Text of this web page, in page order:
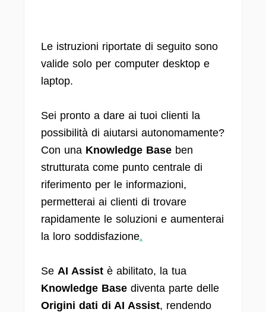
Le istruzioni riportate di seguito sono
valide solo per computer desktop e
laptop.
Sei pronto a dare ai tuoi clienti la
possibilità di aiutarsi autonomamente?
Con una Knowledge Base ben
strutturata come punto centrale di
riferimento per le informazioni,
permetterai ai clienti di trovare
rapidamente le soluzioni e aumenterai
la loro soddisfazione.
Se AI Assist è abilitato, la tua
Knowledge Base diventa parte delle
Origini dati di AI Assist, rendendo